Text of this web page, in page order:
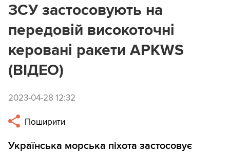
ЗСУ застосовують на
передовій високоточні
керовані ракети APKWS
(ВІДЕО)
2023-04-28 12:32
Поширити
Українська морська піхота застосовує